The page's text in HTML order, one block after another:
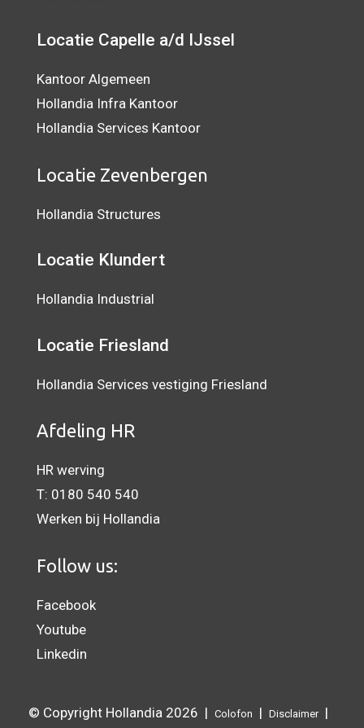
Locatie Capelle a/d IJssel
Kantoor Algemeen
Hollandia Infra Kantoor
Hollandia Services Kantoor
Locatie Zevenbergen
Hollandia Structures
Locatie Klundert
Hollandia Industrial
Locatie Friesland
Hollandia Services vestiging Friesland
Afdeling HR
HR werving
T: 0180 540 540
Werken bij Hollandia
Follow us:
Facebook
Youtube
Linkedin
© Copyright Hollandia 2026 | Colofon | Disclaimer|